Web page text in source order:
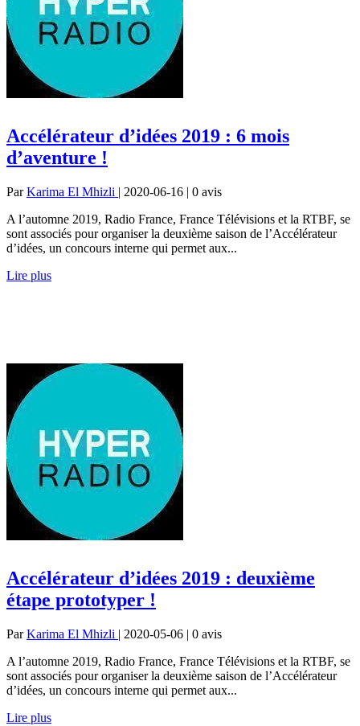
Accélérateur d’idées 2019 : 6 mois
d’aventure !
ParKarima El Mhizli | 2020-06-16 | 0 avis
A l’automne 2019, Radio France, France Télévisions et la RTBF, se
sont associés pour organiser la deuxième saison de l’Accélérateur
d’idées, un concours interne qui permet aux...
Lire plus
Accélérateur d’idées 2019 : deuxième
étape prototyper !
ParKarima El Mhizli | 2020-05-06 | 0 avis
A l’automne 2019, Radio France, France Télévisions et la RTBF, se
sont associés pour organiser la deuxième saison de l’Accélérateur
d’idées, un concours interne qui permet aux...
Lire plus